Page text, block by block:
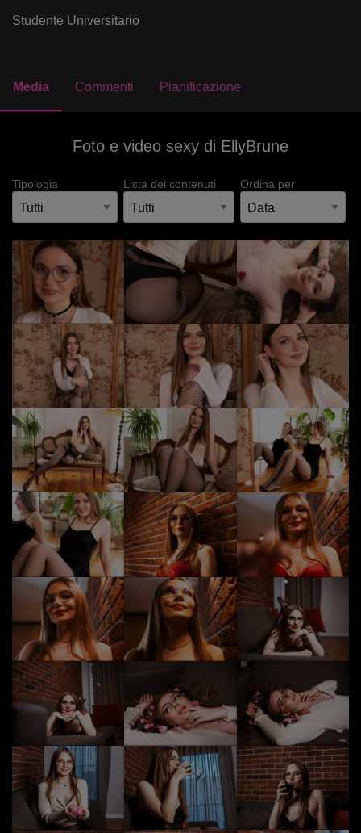
Studente Universitario
Media Commenti Pianificazione
Foto e video sexy di EllyBrune
Tipologia Lista dei contenuti Ordina per